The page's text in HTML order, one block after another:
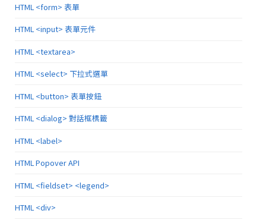
HTML <form> 表單
HTML <input> 表單元件
HTML <textarea>
HTML <select> 下拉式選單
HTML <button> 表單按鈕
HTML <dialog> 對話框標籤
HTML <label>
HTML Popover API
HTML <fieldset> <legend>
HTML <div>